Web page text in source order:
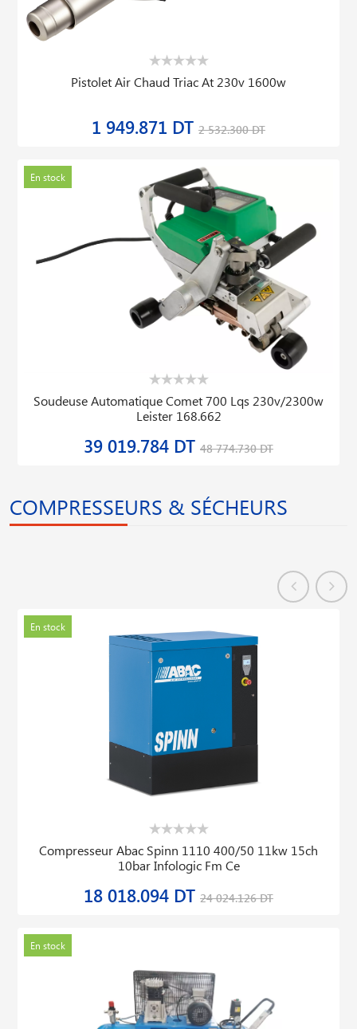
Pistolet Air Chaud Triac At 230v 1600w
1 949.871 DT 2 532.300 DT
En stock
Soudeuse Automatique Comet 700 Lqs 230v/2300w
Leister 168.662
39 019.784 DT 48 774.730 DT
COMPRESSEURS & SÉCHEURS
En stock
Compresseur Abac Spinn 1110 400/50 11kw 15ch
10bar Infologic Fm Ce
18 018.094 DT 24 024.126 DT
En stock